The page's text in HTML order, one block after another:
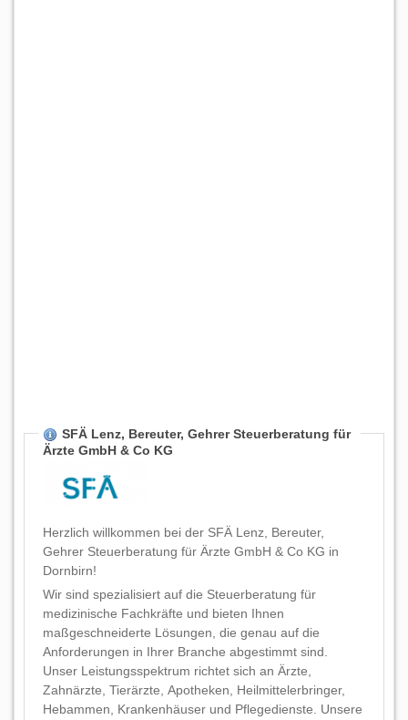
SFÄ Lenz, Bereuter, Gehrer Steuerberatung für
Ärzte GmbH & Co KG
Herzlich willkommen bei der SFÄ Lenz, Bereuter,
Gehrer Steuerberatung für Ärzte GmbH & Co KG in
Dornbirn!
Wir sind spezialisiert auf die Steuerberatung für
medizinische Fachkräfte und bieten Ihnen
maßgeschneiderte Lösungen, die genau auf die
Anforderungen in Ihrer Branche abgestimmt sind.
Unser Leistungsspektrum richtet sich an Ärzte,
Zahnärzte, Tierärzte, Apotheken, Heilmittelerbringer,
Hebammen, Krankenhäuser und Pflegedienste. Unsere